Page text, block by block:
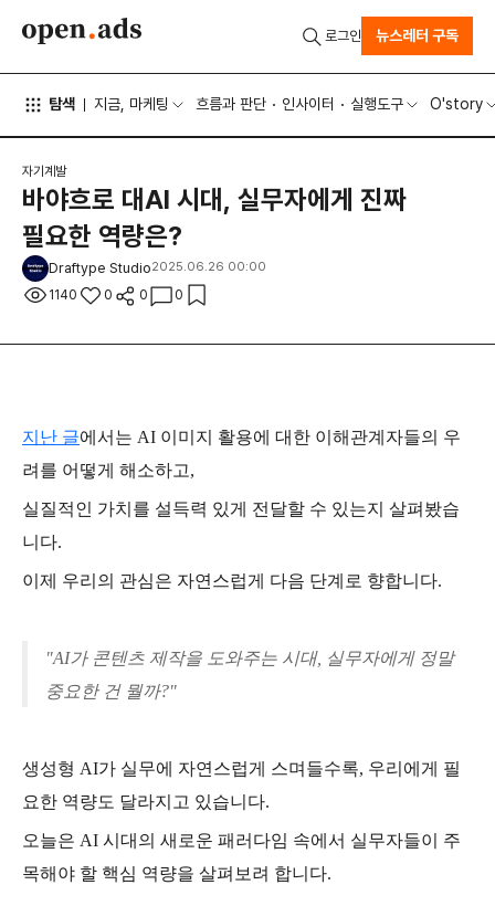
탐색 지금, 마케팅 흐름과 판단 인사이터 실행도구 O'story
로그인 뉴스레터 구독
자기계발
바야흐로 대AI 시대, 실무자에게 진짜
필요한 역량은?
Draftype Studio2025.06.26 00:00
1140 0 0 0
지난 글에서는 AI 이미지 활용에 대한 이해관계자들의 우
려를 어떻게 해소하고,
실질적인 가치를 설득력 있게 전달할 수 있는지 살펴봤습
니다.
이제 우리의 관심은 자연스럽게 다음 단계로 향합니다.
"AI가 콘텐츠 제작을 도와주는 시대, 실무자에게 정말
중요한 건 뭘까?"
생성형 AI가 실무에 자연스럽게 스며들수록, 우리에게 필
요한 역량도 달라지고 있습니다.
오늘은 AI 시대의 새로운 패러다임 속에서 실무자들이 주
목해야 할 핵심 역량을 살펴보려 합니다.